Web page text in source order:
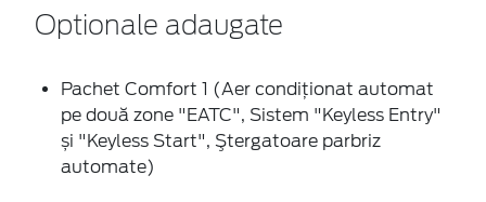
Optionale adaugate
Pachet Comfort 1 (Aer condiţionat automat
pe două zone "EATC", Sistem "Keyless Entry"
și "Keyless Start", Ştergatoare parbriz
automate)